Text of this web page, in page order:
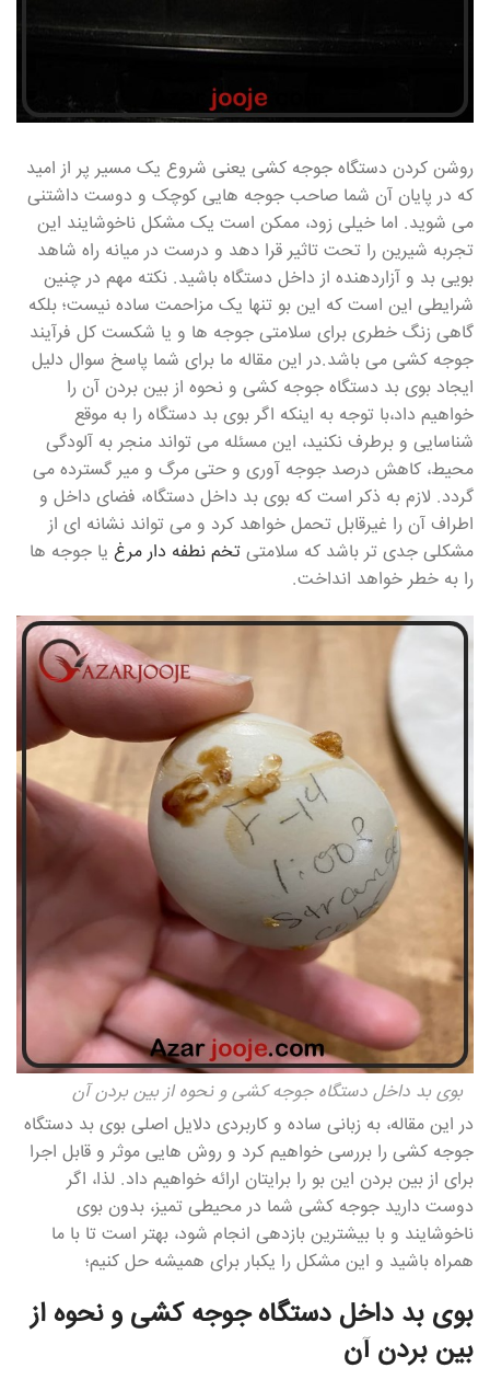
روشن کردن دستگاه جوجه کشی یعنی شروع یک مسیر پر از امید
که در پایان آن شما صاحب جوجه هایی کوچک و دوست داشتنی
می شوید. اما خیلی زود، ممکن است یک مشکل ناخوشایند این
تجربه شیرین را تحت تاثیر قرا دهد و درست در میانه راه شاهد
بویی بد و آزاردهنده از داخل دستگاه باشید. نکته مهم در چنین
شرایطی این است که این بو تنها یک مزاحمت ساده نیست؛ بلکه
گاهی زنگ خطری برای سلامتی جوجه ها و یا شکست کل فرآیند
جوجه کشی می باشد.در این مقاله ما برای شما پاسخ سوال دلیل
ایجاد بوی بد دستگاه جوجه کشی و نحوه از بین بردن آن را
خواهیم داد،با توجه به اینکه اگر بوی بد دستگاه را به موقع
شناسایی و برطرف نکنید، این مسئله می تواند منجر به آلودگی
محیط، کاهش درصد جوجه آوری و حتی مرگ و میر گسترده می
گردد. لازم به ذکر است که بوی بد داخل دستگاه، فضای داخل و
اطراف آن را غیرقابل تحمل خواهد کرد و می تواند نشانه ای از
مشکلی جدی تر باشد که سلامتی تخم نطفه دار مرغ یا جوجه ها
را به خطر خواهد انداخت.
بوی بد داخل دستگاه جوجه کشی و نحوه از بین بردن آن
در این مقاله، به زبانی ساده و کاربردی دلایل اصلی بوی بد دستگاه
جوجه کشی را بررسی خواهیم کرد و روش هایی موثر و قابل اجرا
برای از بین بردن این بو را برایتان ارائه خواهیم داد. لذا، اگر
دوست دارید جوجه کشی شما در محیطی تمیز، بدون بوی
ناخوشایند و با بیشترین بازدهی انجام شود، بهتر است تا با ما
همراه باشید و این مشکل را یکبار برای همیشه حل کنیم؛
بوی بد داخل دستگاه جوجه کشی و نحوه از
بین بردن آن